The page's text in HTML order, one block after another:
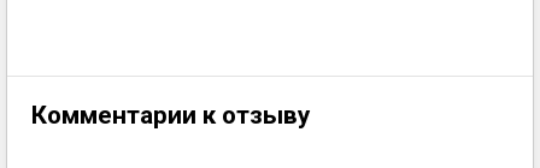
Комментарии к отзыву